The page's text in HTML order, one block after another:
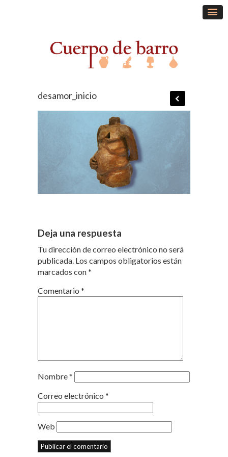
desamor_inicio
Deja una respuesta
Tu dirección de correo electrónico no será
publicada. Los campos obligatorios están
marcados con*
Comentario *
Nombre*
Correo electrónico *
Web